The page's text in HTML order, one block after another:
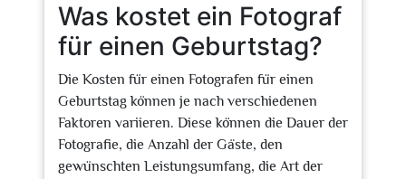
Was kostet ein Fotograf
für einen Geburtstag?
Die Kosten für einen Fotografen für einen
Geburtstag können je nach verschiedenen
Faktoren variieren. Diese können die Dauer der
Fotografie, die Anzahl der Gäste, den
gewünschten Leistungsumfang, die Art der